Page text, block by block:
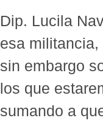
Dip. Lucila
esa
sin embargo
los que
sumando a